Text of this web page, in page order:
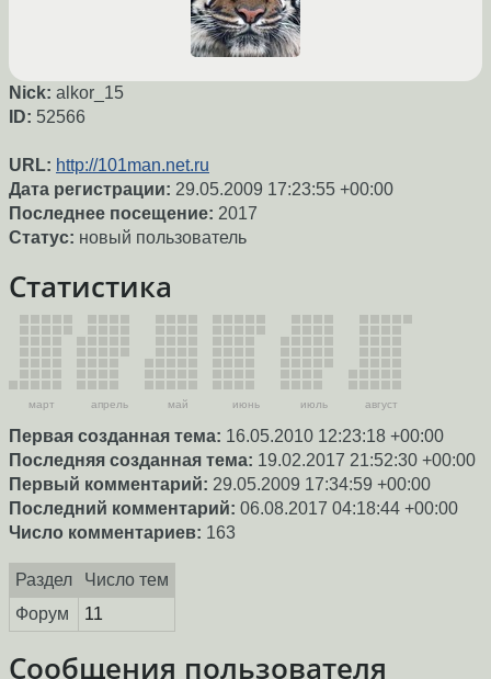
Nick: alkor_15
ID: 52566
URL: http://101man.net.ru
Дата регистрации: 29.05.2009 17:23:55 +00:00
Последнее посещение: 2017
Статус: новый пользователь
Статистика
март апрель май июнь июль август
Первая созданная тема: 16.05.2010 12:23:18 +00:00
Последняя созданная тема: 19.02.2017 21:52:30 +00:00
Первый комментарий: 29.05.2009 17:34:59 +00:00
Последний комментарий: 06.08.2017 04:18:44 +00:00
Число комментариев: 163
Раздел
Число тем
Форум
11
Сообщения пользователя